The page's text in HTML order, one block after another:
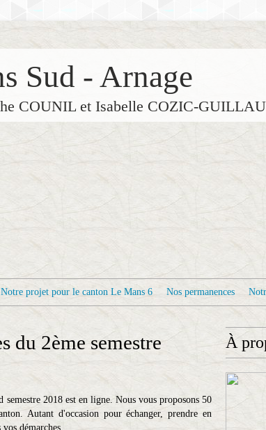
Sud - Arnage
COUNIL et Isabelle COZIC-
Notre projet pour le canton Le Mans 6 Nos permanences
du 2ème semestre
semestre 2018 est en ligne. Nous vous proposons 50
Autant d'occasion pour échanger, prendre en
démarches.
À